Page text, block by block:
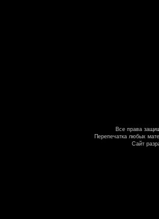
Все права
Перепечатка любых
Сайт